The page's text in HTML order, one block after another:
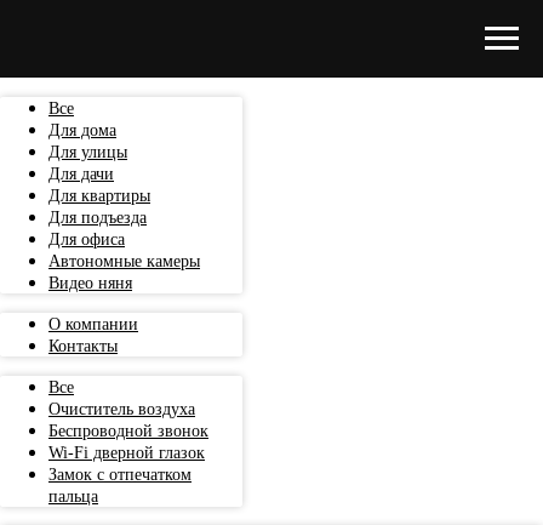
Все
Для дома
Для улицы
Для дачи
Для квартиры
Для подъезда
Для офиса
Автономные камеры
Видео няня
О компании
Контакты
Все
Очиститель воздуха
Беспроводной звонок
Wi-Fi дверной глазок
Замок с отпечатком
пальца